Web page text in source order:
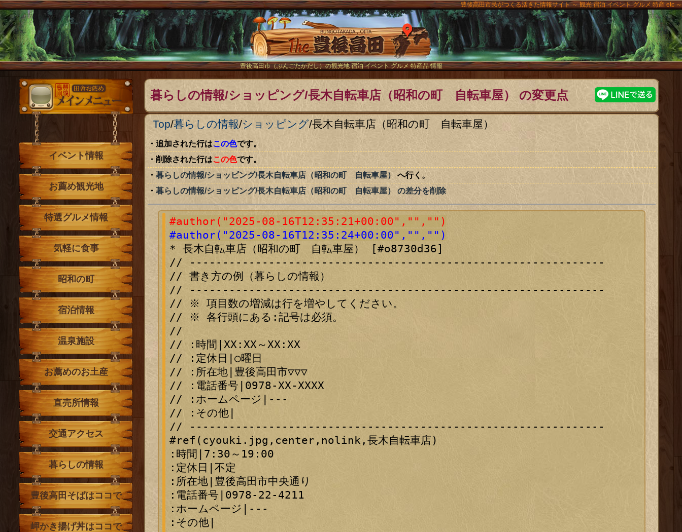
豊後高田市民がつくる活きた情報サイト ～ 観光 宿泊 イベント グルメ 特産 etc ～
The豊後高田
豊後高田市（ぶんごたかだし）の観光地 宿泊 イベント グルメ 特産品 情報
暮らしの情報/ショッピング/長木自転車店（昭和の町 自転車屋） の変更点
Top/暮らしの情報/ショッピング/長木自転車店（昭和の町 自転車屋）
追加された行はこの色です。
削除された行はこの色です。
暮らしの情報/ショッピング/長木自転車店（昭和の町 自転車屋） へ行く。
暮らしの情報/ショッピング/長木自転車店（昭和の町 自転車屋） の差分を削除
#author("2025-08-16T12:35:21+00:00","","")
#author("2025-08-16T12:35:24+00:00","","")
* 長木自転車店（昭和の町　自転車屋） [#o8730d36]
// ---------------------------------------------------------------
// 書き方の例（暮らしの情報）
// ---------------------------------------------------------------
// ※ 項目数の増減は行を増やしてください。
// ※ 各行頭にある:記号は必須。
//
// :時間|XX:XX～XX:XX
// :定休日|○曜日
// :所在地|豊後高田市▽▽▽
// :電話番号|0978-XX-XXXX
// :ホームページ|---
// :その他|
// ---------------------------------------------------------------
#ref(cyouki.jpg,center,nolink,長木自転車店)
:時間|7:30～19:00
:定休日|不定
:所在地|豊後高田市中央通り
:電話番号|0978-22-4211
:ホームページ|---
:その他|
メインメニュー
イベント情報
お薦め観光地
特選グルメ情報
気軽に食事
昭和の町
宿泊情報
温泉施設
お薦めのお土産
直売所情報
交通アクセス
暮らしの情報
豊後高田そばはココで
岬かき揚げ丼はココで